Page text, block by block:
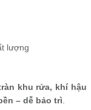
lượng
khu rửa, khí hậu
– dễ bảo trì